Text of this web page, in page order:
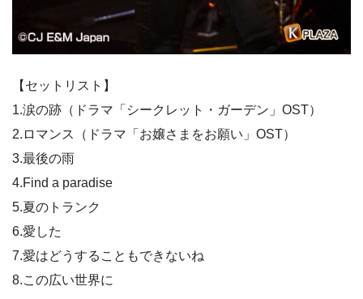
【セットリスト】
1.涙の跡（ドラマ「シークレット・ガーデン」OST）
2.ロマンス（ドラマ「お嬢さまをお願い」OST）
3.最後の雨
4.Find a paradise
5.夏のトランク
6.愛した
7.愛はどうすることもできないね
8.この広い世界に